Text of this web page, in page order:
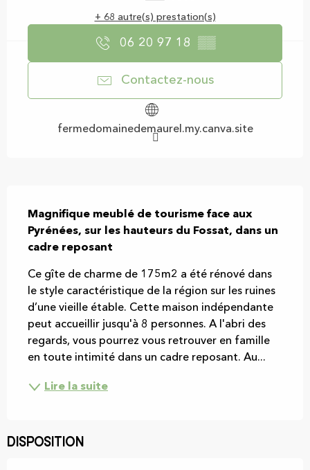
+ 68 autre(s) prestation(s)
06 20 97 18 ▒▒
Contactez-nous
fermedomainedemaurel.my.canva.site
Magnifique meublé de tourisme face aux
Pyrénées, sur les hauteurs du Fossat, dans un
cadre reposant
Ce gîte de charme de 175m2 a été rénové dans
le style caractéristique de la région sur les ruines
d’une vieille étable. Cette maison indépendante
peut accueillir jusqu'à 8 personnes. A l'abri des
regards, vous pourrez vous retrouver en famille
en toute intimité dans un cadre reposant. Au...
Lire la suite
Disposition